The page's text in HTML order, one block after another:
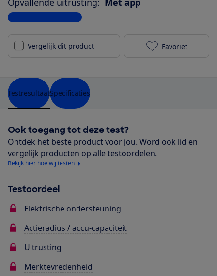
Opvallende uitrusting: Met app
Bekijk alle specificaties
Vergelijk dit product Gazelle
Favoriet
TestresultaatSpecificaties
Ook toegang tot deze test?
Ontdek het beste product voor jou. Word ook lid en
vergelijk producten op alle testoordelen.
Bekijk hier hoe wij testen
Testoordeel
Elektrische ondersteuning
Actieradius / accu-capaciteit
Uitrusting
Merktevredenheid